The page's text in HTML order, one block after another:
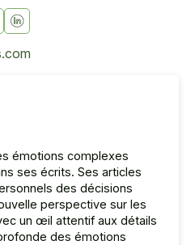
émotions complexes
ses écrits. Ses articles
des décisions
perspective sur les
un œil attentif aux détails
des émotions